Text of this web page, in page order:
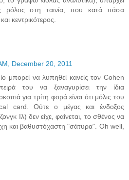
ρόλος στη ταινία, που κατά πάσα
κεντρικότερος.
December 20, 2011
μπορεί να λυπηθεί κανείς τον Cohen
του να ξαναγυρίσει την ίδια
για τρίτη φορά είναι ότι μόλις του
card. Ούτε ο μέγας και ένδοξος
Ιλ) δεν είχε, φαίνεται, το σθένος να
και βαθυστόχαστη "σάτυρα". Oh well,